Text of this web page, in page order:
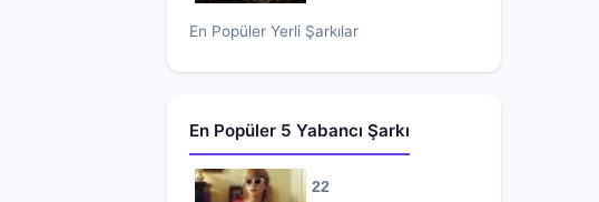
En Popüler Yerli Şarkılar
En Popüler 5 Yabancı Şarkı
22